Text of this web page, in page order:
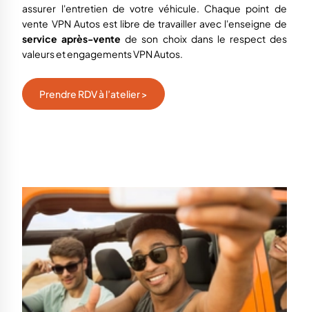
assurer l'entretien de votre véhicule.
Chaque point de
vente VPN Autos est libre de travailler avec l'enseigne de
service après-vente de son choix dans le respect des
valeurs et engagements VPN Autos.
Prendre RDV à l’atelier >